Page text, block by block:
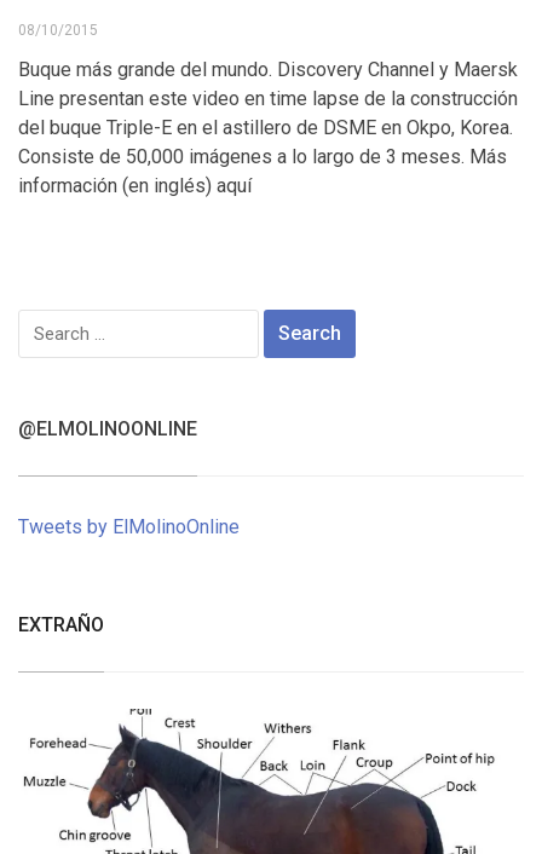
08/10/2015
Buque más grande del mundo. Discovery Channel y Maersk
Line presentan este video en time lapse de la construcción
del buque Triple-E en el astillero de DSME en Okpo, Korea.
Consiste de 50,000 imágenes a lo largo de 3 meses. Más
información (en inglés) aquí
Search
@ELMOLINOONLINE
Tweets by ElMolinoOnline
EXTRAÑO